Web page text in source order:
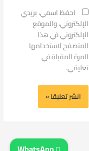
احفظ اسمي، بريدي
الإلكتروني، والموقع
الإلكتروني في هذا
المتصفح لاستخدامها
المرة المقبلة في
تعليقي.